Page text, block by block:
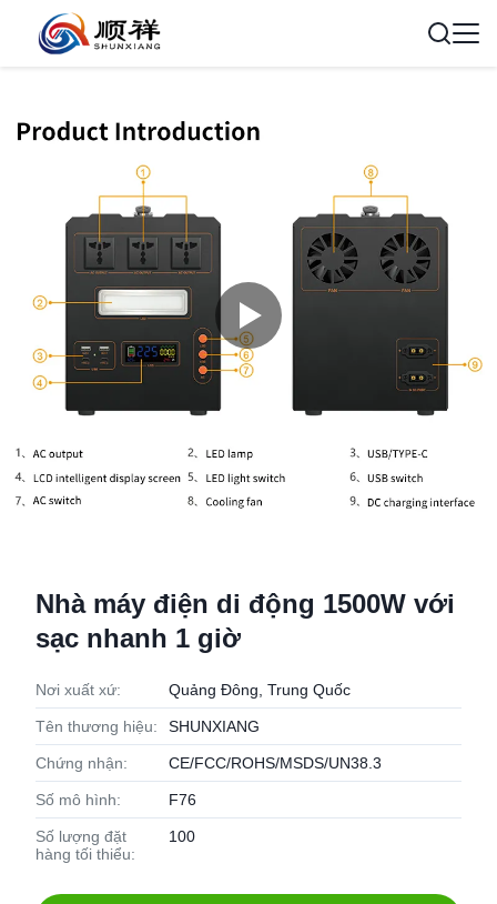
Nhà máy điện di động 1500W với
sạc nhanh 1 giờ
Nơi xuất xứ: Quảng Đông, Trung Quốc
Tên thương hiệu: SHUNXIANG
Chứng nhận: CE/FCC/ROHS/MSDS/UN38.3
Số mô hình: F76
Số lượng đặt
hàng tối thiểu:
100